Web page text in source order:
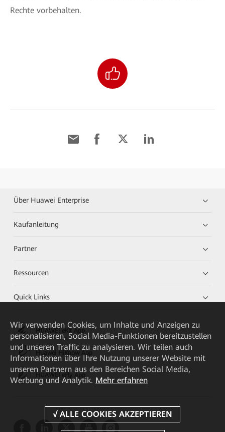
Rechte vorbehalten.
Über Huawei Enterprise
Kaufanleitung
Partner
Ressourcen
Quick Links
HUAWEI eKit App
Huawei HiKnow App
HUAWEI eFly App
Wir verwenden Cookies, um Inhalte und Anzeigen zu
personalisieren, Social Media-Funktionen bereitzustellen
und unseren Traffic zu analysieren. Wir teilen auch
Informationen über Ihre Nutzung unserer Website mit
unseren Partnern aus den Bereichen Social Media,
Werbung und Analytik. Mehr erfahren